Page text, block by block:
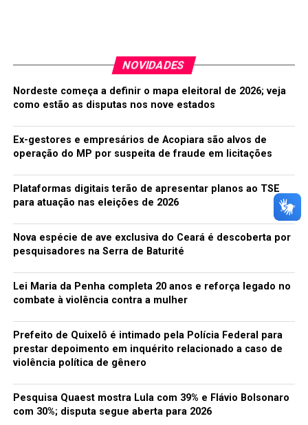
Stardust and the Spiders from Mars, lançado há 41 anos.
O clipe, gravado em São Paulo, passa por duas fases
dessa década de crescimento da indústria dos vídeos
estética do Sex Pistols.
música serão incluídos neste novo trabalho ao vivo,
ainda sem nome definido. O show, em si, ainda não foi
gravado e o plano é que isso seja feito no Pavilhão de
Exposições do Complexo do Anhembi, onde foi
registrado o histórico Rádio Pirata ao Vivo , em 1986.
faixa “Vício”, uma adaptação da canção dos Rolling
Stones “Miss You”, e “Vida Real”, tema do reality show
reformulação.
Depois disso, o RPM parte para o sucessor de Elektra.
“Temos alguns temas prontos, algumas coisas
aparecendo, conceito, e está se desenhando um disco de
NOVIDADES
Nordeste começa a definir o mapa eleitoral de 2026; veja
como estão as disputas nos nove estados
Ex-gestores e empresários de Acopiara são alvos de
operação do MP por suspeita de fraude em licitações
Plataformas digitais terão de apresentar planos ao TSE
para atuação nas eleições de 2026
Nova espécie de ave exclusiva do Ceará é descoberta por
pesquisadores na Serra de Baturité
Lei Maria da Penha completa 20 anos e reforça legado no
combate à violência contra a mulher
Prefeito de Quixelô é intimado pela Polícia Federal para
prestar depoimento em inquérito relacionado a caso de
violência política de gênero
Pesquisa Quaest mostra Lula com 39% e Flávio Bolsonaro
com 30%; disputa segue aberta para 2026